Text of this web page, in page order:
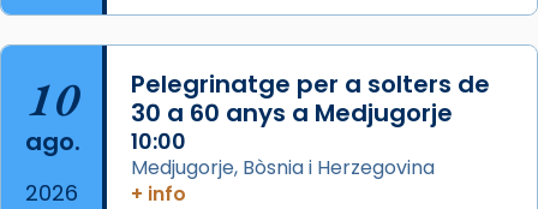
Foto
Arquebisbat de Barcelona
2 weeks ago
Memòria de les santes Juliana i
10
ago.
2026
Pelegrinatge per a solters de
30 a 60 anys a Medjugorje
10:00
Medjugorje, Bòsnia i Herzegovina
+ info